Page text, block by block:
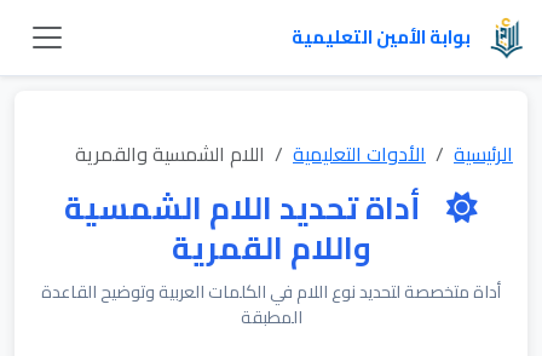
بوابة الأمين التعليمية
الرئيسية الأدوات التعليمية اللام الشمسية والقمرية
أداة تحديد اللام الشمسية
واللام القمرية
أداة متخصصة لتحديد نوع اللام في الكلمات العربية وتوضيح القاعدة
المطبقة